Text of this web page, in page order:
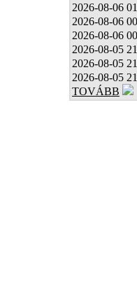
2026-08-06
2026-08-06
2026-08-06
2026-08-05
2026-08-05
2026-08-05
TOVÁBB